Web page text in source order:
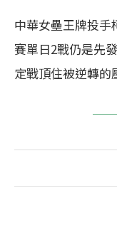
中華女壘王牌投手
賽單日2戰仍是先
定戰頂住被逆轉